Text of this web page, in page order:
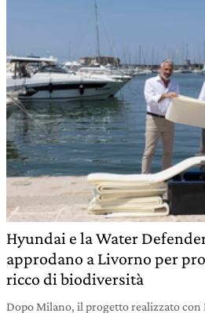
Hyundai e la Water
approdano a Livorno per
ricco di biodiversità
Dopo Milano, il progetto realizzato con